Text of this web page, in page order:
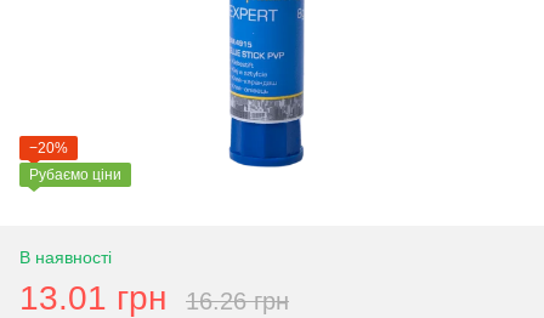
−20%
Рубаємо ціни
В наявності
13.01 грн 16.26 грн